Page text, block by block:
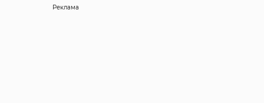
Реклама